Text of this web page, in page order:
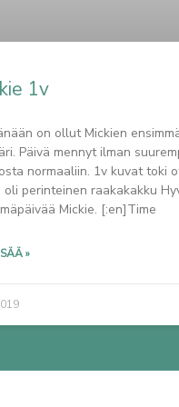
1v
on ollut Mickien
Päivä mennyt ilman
normaaliin. 1v kuvat toki
perinteinen raakakakku
Mickie. [:en]Time
»